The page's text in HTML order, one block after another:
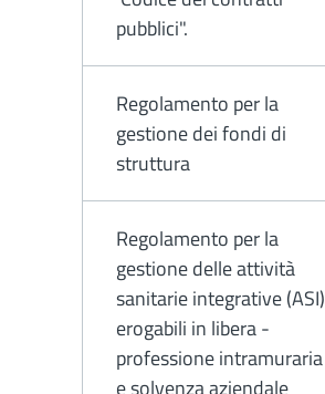
pubblici".
Regolamento per la
gestione dei fondi di
struttura
Regolamento per la
gestione delle attività
sanitarie integrative (ASI)
erogabili in libera -
professione intramuraria
e solvenza aziendale